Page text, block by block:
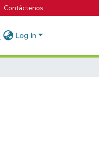
Contáctenos
Log In